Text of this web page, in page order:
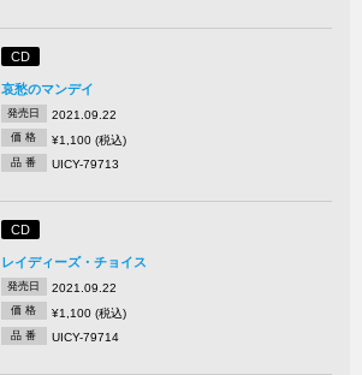
CD
哀愁のマンデイ
発売日 2021.09.22
価 格 ¥1,100 (税込)
品 番 UICY-79713
CD
レイディーズ・チョイス
発売日 2021.09.22
価 格 ¥1,100 (税込)
品 番 UICY-79714